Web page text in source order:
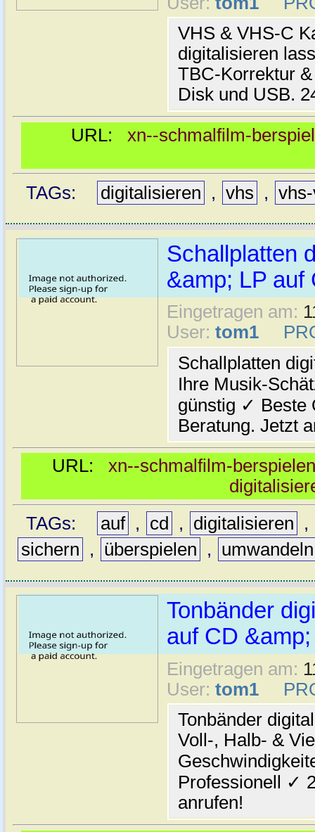
VHS & VHS-C
digitalisieren
TBC-Korrektur
Disk und USB.
URL: xn--schmalfilm-
TAGs: digitalisieren , vhs ,
Schallplatten
&amp; LP auf
Eingetragen am:
User: tom1
Schallplatten
Ihre Musik-
günstig ✓ Beste
Beratung. Jetzt
URL: xn--schmalfilm-
TAGs:
auf , cd , digitalisieren
,
sichern
, überspielen , umwandeln
Tonbänder
auf CD
Eingetragen am:
User: tom1
Tonbänder
Voll-, Halb- &
Professionell ✓
anrufen!